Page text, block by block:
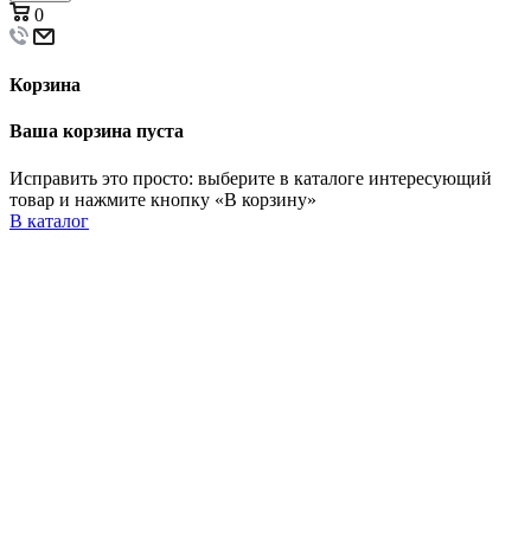
0
Корзина
Ваша корзина пуста
Исправить это просто: выберите в каталоге интересующий
товар и нажмите кнопку «В корзину»
В каталог